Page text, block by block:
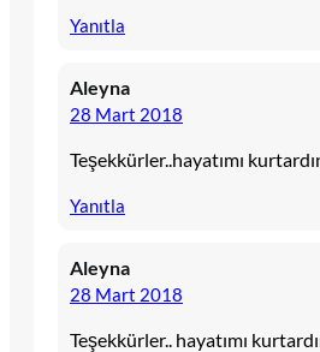
Yanıtla
Aleyna
28 Mart 2018
Teşekkürler..hayatımı
Yanıtla
Aleyna
28 Mart 2018
Teşekkürler.. hayatımı